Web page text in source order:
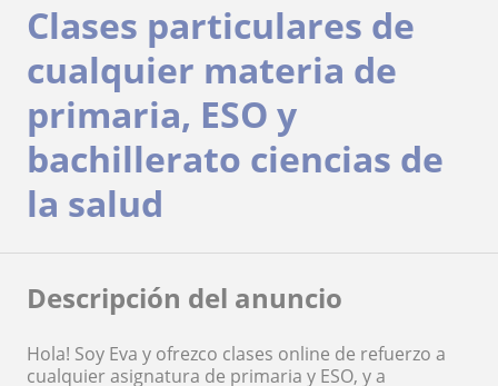
Clases particulares de
cualquier materia de
primaria, ESO y
bachillerato ciencias de
la salud
Descripción del anuncio
Hola! Soy Eva y ofrezco clases online de refuerzo a
cualquier asignatura de primaria y ESO, y a